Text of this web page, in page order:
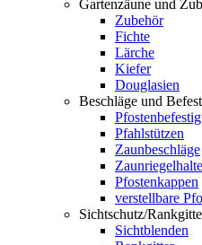
Gartenzäune und
Zubehör
Fichte
Lärche
Kiefer
Douglasien
Beschläge und
Pfahlstützen
Zaunbeschläge
Pfostenkappen
verstellbare
Sichtschutz/
Sichtblenden